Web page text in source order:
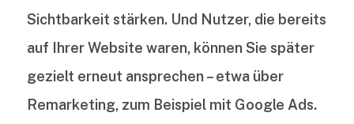
Sichtbarkeit stärken. Und Nutzer, die bereits
auf Ihrer Website waren, können Sie später
gezielt erneut ansprechen – etwa über
Remarketing, zum Beispiel mit Google Ads.